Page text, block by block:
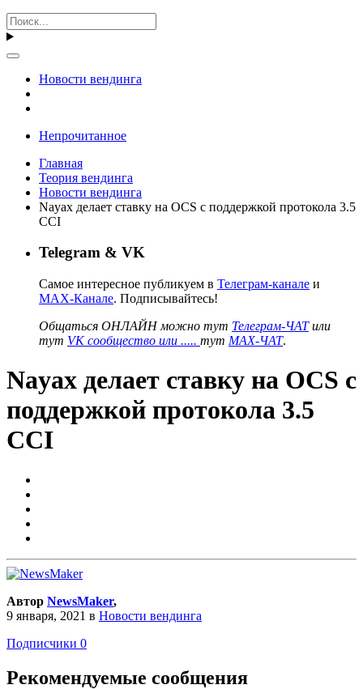
Новости вендинга
Непрочитанное
Главная
Теория вендинга
Новости вендинга
Nayax делает ставку на OCS с поддержкой протокола 3.5
CCI
Telegram & VK
Самое интересное публикуем в Телеграм-канале и
MAX-Канале. Подписывайтесь!
Общаться ОНЛАЙН можно тут Телеграм-ЧАТили
тут VK сообщество или ..... тут MAX-ЧАТ.
Nayax делает ставку на OCS с
поддержкой протокола 3.5
CCI
Автор NewsMaker,
9 января, 2021 в Новости вендинга
Подписчики 0
Рекомендуемые сообщения